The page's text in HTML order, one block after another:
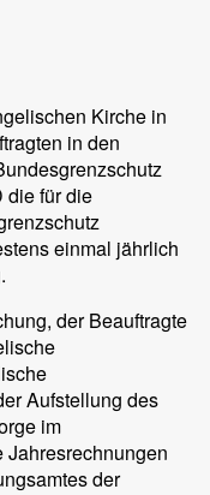
Kirche in
in den
die für die
einmal jährlich
der Beauftragte
Aufstellung des
im
Jahresrechnungen
der